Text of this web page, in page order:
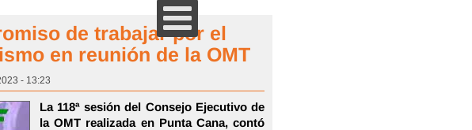
de trabajar por el
en reunión de la OMT
- 13:23
La 118ª sesión del Consejo Ejecutivo de
la OMT realizada en Punta Cana, contó